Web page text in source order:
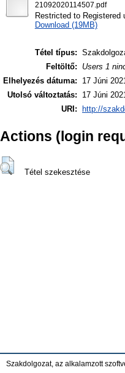
21092020114507.pdf
Restricted to Registered
Download (19MB)
Tétel típus:
Feltöltő:
Users 1
Elhelyezés dátuma:
17 Júni
Utolsó változtatás:
17 Júni
URI:
http://
Actions (login
Tétel szekesztése
Szakdolgozat, az alkalamzott